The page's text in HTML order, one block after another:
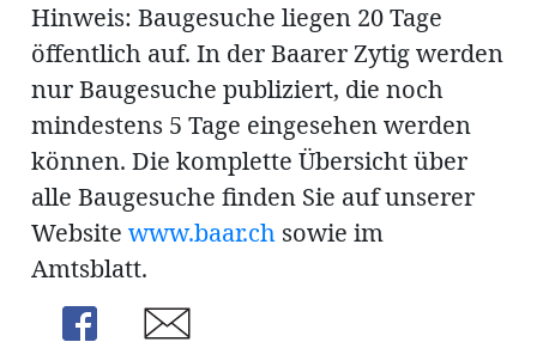
Hinweis: Baugesuche liegen 20 Tage
öffentlich auf. In der Baarer Zytig werden
nur Baugesuche publiziert, die noch
mindestens 5 Tage eingesehen werden
können. Die komplette Übersicht über
alle Baugesuche finden Sie auf unserer
Websitewww.baar.ch sowie im
Amtsblatt.
Share
Share